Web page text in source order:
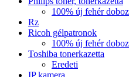
100% új fehér
Rz
Ricoh gélpatronok
100% új fehér
Toshiba tonerkazetta
Eredeti